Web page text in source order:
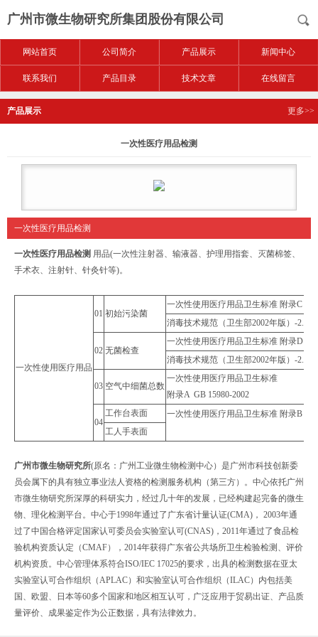
广州市微生物研究所集团股份有限公司
网站首页 公司简介 产品展示 新闻中心
联系我们 产品目录 技术文章 在线留言
产品展示 更多>>
一次性医疗用品检测
一次性医疗用品检测
一次性医疗用品检测 用品(一次性注射器、输液器、护理用指套、灭菌棉签、
手术衣、注射针、针灸针等)。
一次性使用医疗用品
01 初始污染菌
一次性使用医疗用品卫生标准 附录C GB
消毒技术规范（卫生部2002年版）-
02 无菌检查
一次性使用医疗用品卫生标准 附录D GB
消毒技术规范（卫生部2002年版）-
03 空气中细菌总数
一次性使用医疗用品卫生标准
附录A GB 15980-2002
04
工作台表面
一次性使用医疗用品卫生标准 附录B GB
工人手表面
广州市微生物研究所(原名：广州工业微生物检测中心）是广州市科技创新委
员会属下的具有独立事业法人资格的检测服务机构（第三方）。中心依托广州
市微生物研究所深厚的科研实力，经过几十年的发展，已经构建起完备的微生
物、理化检测平台。中心于1998年通过了广东省计量认证(CMA)， 2003年通
过了中国合格评定国家认可委员会实验室认可(CNAS)，2011年通过了食品检
验机构资质认定（CMAF），2014年获得广东省公共场所卫生检验检测、评价
机构资质。中心管理体系符合ISO/IEC 17025的要求，出具的检测数据在亚太
实验室认可合作组织（APLAC）和实验室认可合作组织（ILAC）内包括美
国、欧盟、日本等60多个国家和地区相互认可，广泛应用于贸易出证、产品质
量评价、成果鉴定作为公正数据，具有法律效力。